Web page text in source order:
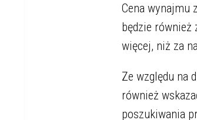
Cena wynajmu
będzie również
więcej, niż za
Ze względu na
również
poszukiwania